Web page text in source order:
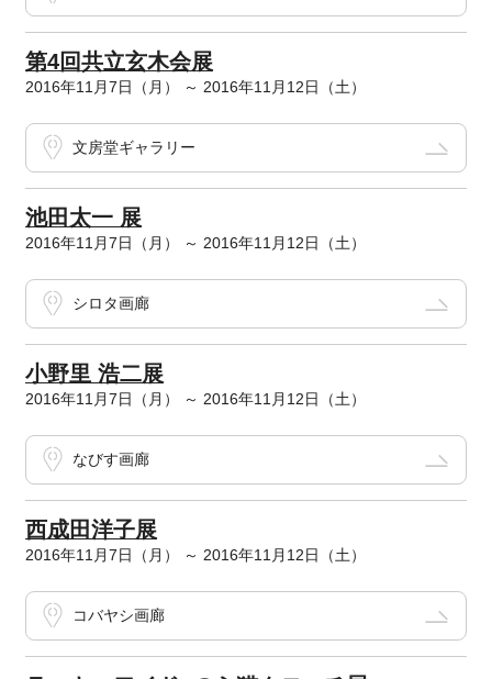
第4回共立玄木会展
2016年11月7日（月） ～ 2016年11月12日（土）
文房堂ギャラリー
池田太一 展
2016年11月7日（月） ～ 2016年11月12日（土）
シロタ画廊
小野里 浩二展
2016年11月7日（月） ～ 2016年11月12日（土）
なびす画廊
西成田洋子展
2016年11月7日（月） ～ 2016年11月12日（土）
コバヤシ画廊